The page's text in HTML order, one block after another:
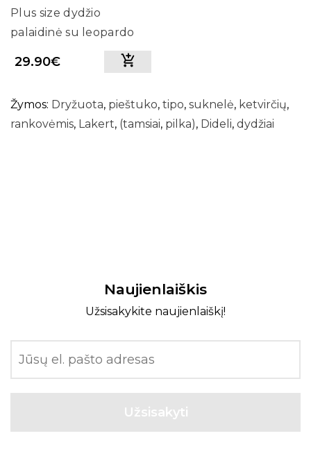
Plus size dydžio
palaidinė su leopardo
29.90€
Žymos: Dryžuota, pieštuko, tipo, suknelė, ketvirčių,
rankovėmis, Lakert, (tamsiai, pilka), Dideli, dydžiai
Naujienlaiškis
Užsisakykite naujienlaiškį!